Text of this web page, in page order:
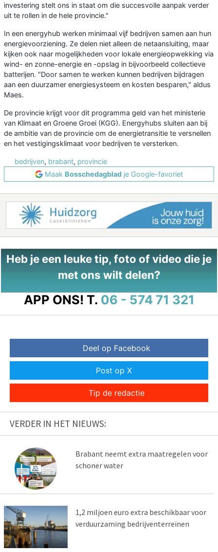
investering stelt ons in staat om die succesvolle aanpak verder
uit te rollen in de hele provincie."
In een energyhub werken minimaal vijf bedrijven samen aan hun
energievoorziening. Ze delen niet alleen de netaansluiting, maar
kijken ook naar mogelijkheden voor lokale energieopwekking via
wind- en zonne-energie en -opslag in bijvoorbeeld collectieve
batterijen. "Door samen te werken kunnen bedrijven bijdragen
aan een duurzamer energiesysteem en kosten besparen," aldus
Maes.
De provincie krijgt voor dit programma geld van het ministerie
van Klimaat en Groene Groei (KGG). Energyhubs sluiten aan bij
de ambitie van de provincie om de energietransitie te versnellen
en het vestigingsklimaat voor bedrijven te versterken.
bedrijven, brabant, provincie
Maak Bosschedagblad je Google-favoriet
Heb je een leuke tip, foto of video die je
met ons wilt delen?
APP ONS! T. 06 - 574 71 321
Deel op Facebook
Post op X
Tip de redactie
VERDER IN HET NIEUWS:
Brabant neemt extra maatregelen voor
schoner water
1,2 miljoen euro extra beschikbaar voor
verduurzaming bedrijventerreinen